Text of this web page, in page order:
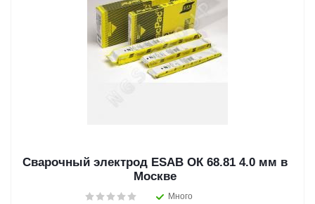
Сварочный электрод ESAB ОК 68.81 4.0 мм в
Москве
Много